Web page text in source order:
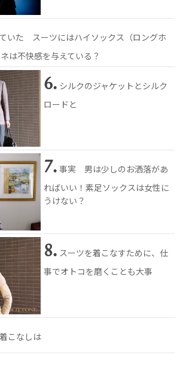
いた スーツにはハイソックス（ロングホ
は不快感を与えている？
6. シルクのジャケットとシルク
ロードと
7. 事実 男は少しのお洒落があ
ればいい！素足ソックスは女性に
うけない？
8. スーツを着こなすために、仕
事でオトコを磨くことも大事
こなしは